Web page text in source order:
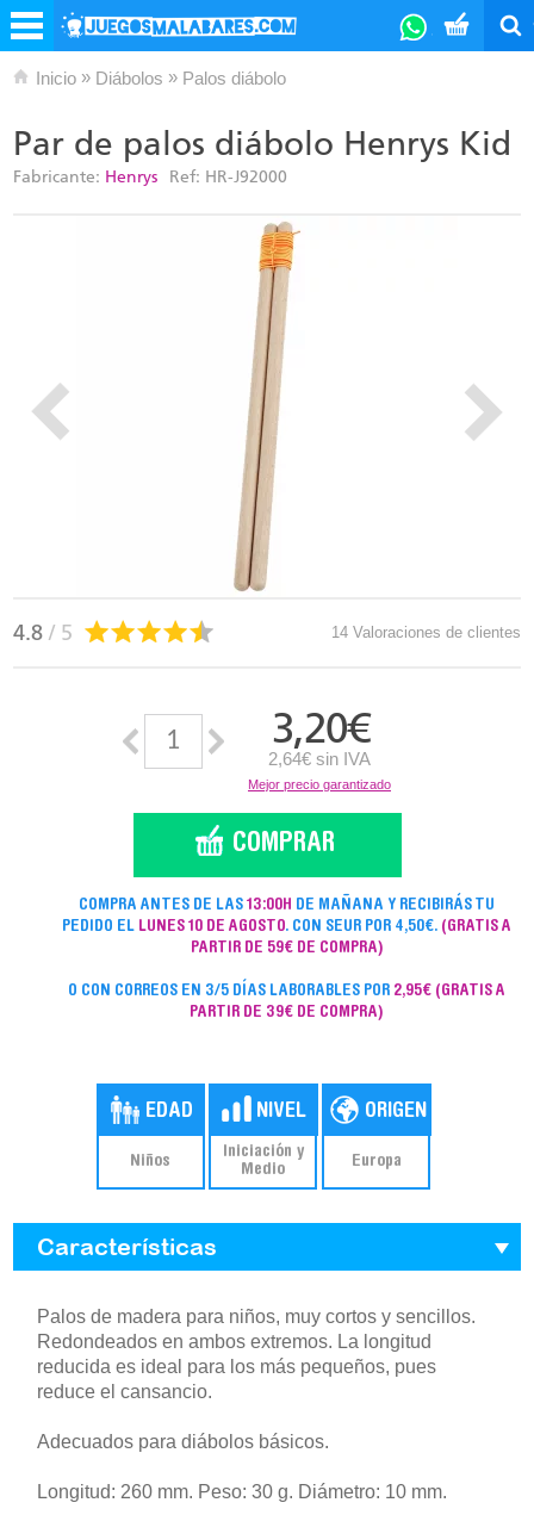
Inicio » Diábolos » Palos diábolo
Par de palos diábolo Henrys Kid
Fabricante: Henrys Ref: HR-J92000
4.8 / 5 14 Valoraciones de clientes
3,20€
2,64€ sin IVA
Mejor precio garantizado
COMPRA ANTES DE LAS13:00H DE MAÑANA Y RECIBIRÁS TU
PEDIDO EL LUNES 10 DE AGOSTO. CON SEUR POR 4,50€. (GRATIS A
PARTIR DE 59€ DE COMPRA)
O CON CORREOS EN 3/5 DÍAS LABORABLES POR 2,95€ (GRATIS A
PARTIR DE 39€ DE COMPRA)
Niños
Iniciación y
Medio
Europa
Características
Palos de madera para niños, muy cortos y sencillos.
Redondeados en ambos extremos. La longitud
reducida es ideal para los más pequeños, pues
reduce el cansancio.
Adecuados para diábolos básicos.
Longitud: 260 mm. Peso: 30 g. Diámetro: 10 mm.